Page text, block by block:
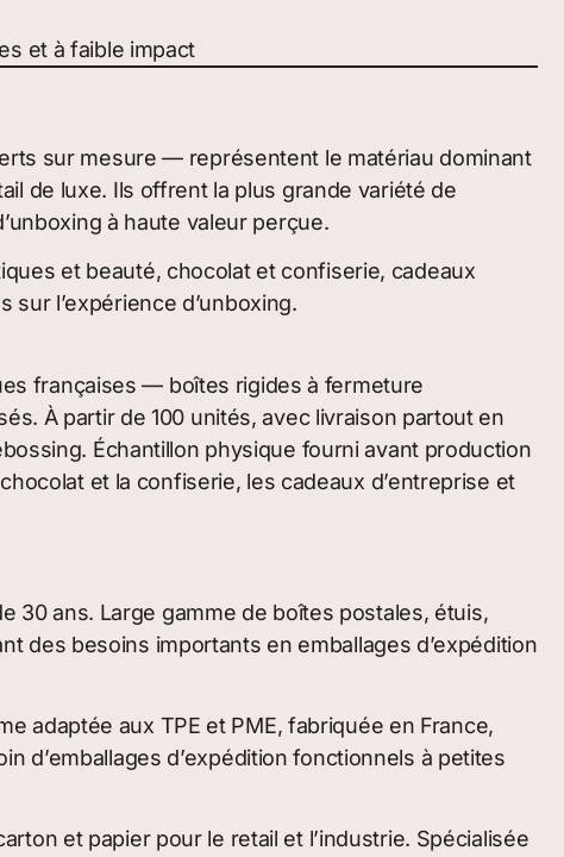
et à faible impact
sur mesure — représentent le matériau dominant
de luxe. Ils offrent la plus grande variété de
à haute valeur perçue.
et beauté, chocolat et confiserie, cadeaux
sur l’expérience d’unboxing.
françaises — boîtes rigides à fermeture
À partir de 100 unités, avec livraison partout en
Échantillon physique fourni avant production
et la confiserie, les cadeaux d’entreprise et
30 ans. Large gamme de boîtes postales, étuis,
des besoins importants en emballages d’expédition
adaptée aux TPE et PME, fabriquée en France,
d’emballages d’expédition fonctionnels à petites
et papier pour le retail et l’industrie. Spécialisée